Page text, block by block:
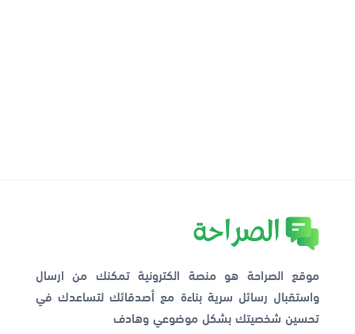
موقع الصراحة هو منصة الكترونية تمكنك من ارسال
واستقبال رسائل سرية بناءة مع أصدقائك لتساعدك في
تحسين شخصيتك بشكل موضوعي وهادف